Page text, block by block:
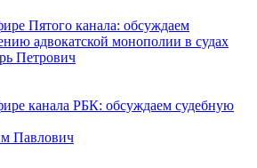
Пятого канала: обсуждаем
адвокатской монополии в судах
Петрович
канала РБК: обсуждаем судебную
Павлович